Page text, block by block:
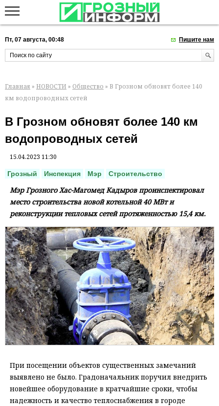
Пт, 07 августа, 00:48 Пишите нам
Главная » НОВОСТИ » Общество » В Грозном обновят более 140
км водопроводных сетей
В Грозном обновят более 140 км
водопроводных сетей
15.04.2023 11:30
Грозный Инспекция Мэр Строительство
Мэр Грозного Хас-Магомед Кадыров проинспектировал
место строительства новой котельной 40 МВт и
реконструкции тепловых сетей протяженностью 15,4 км.
При посещении объектов существенных замечаний
выявлено не было. Градоначальник поручил внедрить
новейшее оборудование в кратчайшие сроки, чтобы
надежность и качество теплоснабжения в городе